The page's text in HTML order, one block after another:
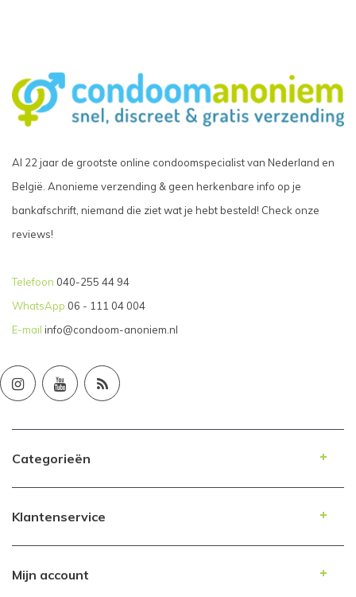
Al 22 jaar de grootste online condoomspecialist van Nederland en
België. Anonieme verzending & geen herkenbare info op je
bankafschrift, niemand die ziet wat je hebt besteld! Check onze
reviews!
Telefoon 040-255 44 94
WhatsApp 06 - 111 04 004
E-mail info@condoom-anoniem.nl
Categorieën
Klantenservice
Mijn account